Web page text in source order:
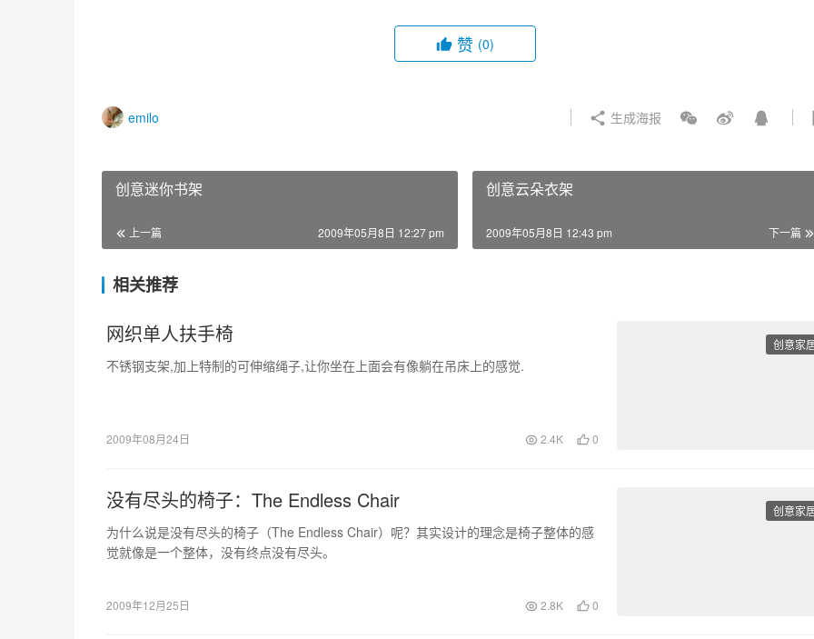
赞 (0)
emilo 生成海报
创意迷你书架
上一篇 2009年05月8日 12:27 pm
创意云朵衣架
下一篇
2009年05月8日 12:43 pm
相关推荐
创意家
网织单人扶手椅
不锈钢支架,加上特制的可伸缩绳子,让你坐在上面会有像躺在吊床上的感觉.
2009年08月24日 2.4K 0
创意家
没有尽头的椅子：The Endless Chair
为什么说是没有尽头的椅子（The Endless Chair）呢？其实设计的理念是椅子整体的感
觉就像是一个整体，没有终点没有尽头。
2009年12月25日 2.8K 0